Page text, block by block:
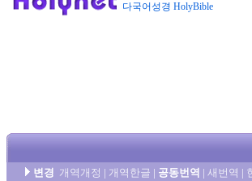
다국어성경 HolyBible
변경 개역개정 | 개역한글 | 공동번역 | 새번역 |